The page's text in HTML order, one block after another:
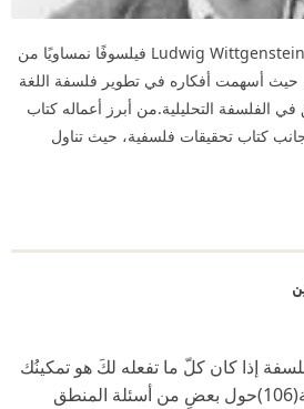
يُعد Ludwig Wittgenstein فيلسوفًا نمساويًا من
حيث أسهمت أفكاره في تطوير فلسفة اللغة
الفلسفة التحليلية.من أبرز أعماله كتاب
كتاب تحقيقات فلسفية، حيث تناول
إذا كان كلّ ما تفعله لكَ هو تمكينُك
من التحدُّث بصورةٍ مَعْقولة(106)حول بعضٍ من أسئلة المنطق